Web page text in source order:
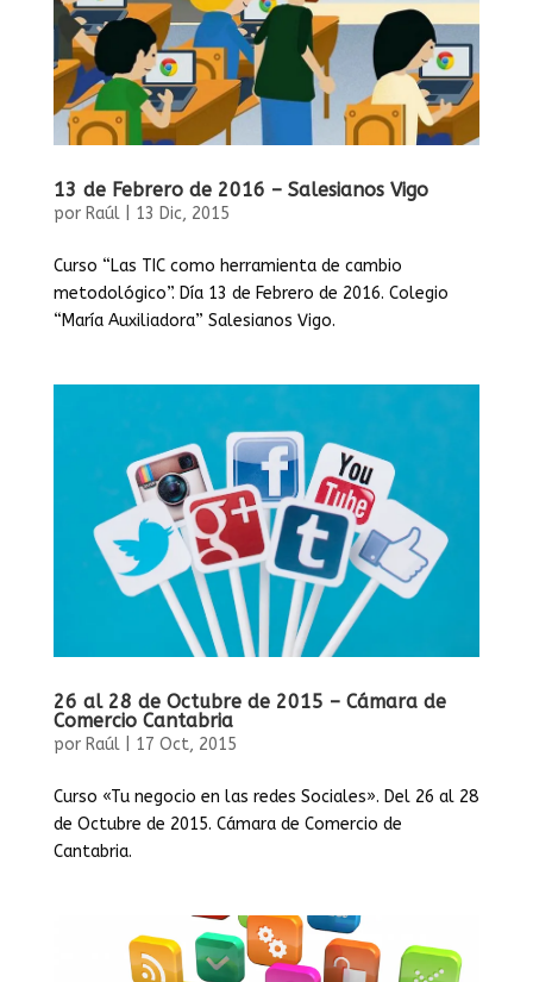
13 de Febrero de 2016 – Salesianos Vigo
por Raúl| 13 Dic, 2015
Curso “Las TIC como herramienta de cambio
metodológico”. Día 13 de Febrero de 2016. Colegio
“María Auxiliadora” Salesianos Vigo.
26 al 28 de Octubre de 2015 – Cámara de
Comercio Cantabria
por Raúl| 17 Oct, 2015
Curso «Tu negocio en las redes Sociales». Del 26 al 28
de Octubre de 2015. Cámara de Comercio de
Cantabria.